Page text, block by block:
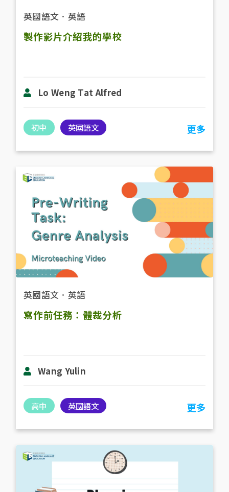
英國語文 ． 英語
製作影片介紹我的學校
Lo Weng Tat Alfred
初中 英國語文 更多
英國語文 ． 英語
寫作前任務：體裁分析
Wang Yulin
高中 英國語文 更多